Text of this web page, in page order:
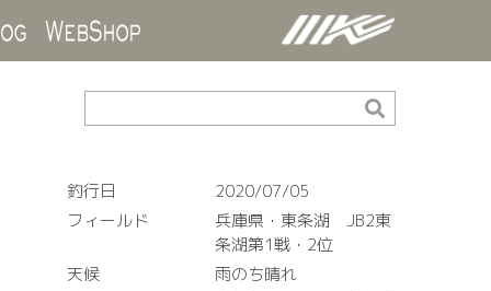
Blog
釣行日
2020/07/05
フィールド
兵庫県・東条湖 JB2東
条湖第1戦・2位
天候
雨のち晴れ